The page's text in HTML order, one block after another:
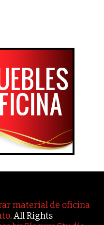
material de oficina
. All Rights